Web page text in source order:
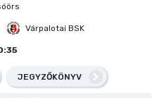
Várpalotai BSK
JEGYZŐKÖNYV